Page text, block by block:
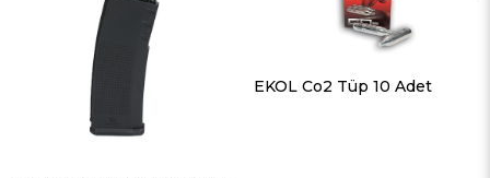
EKOL Co2 Tüp 10 Adet